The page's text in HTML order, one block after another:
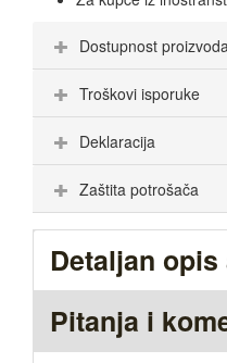
Dostupnost
Troškovi isporuke
Deklaracija
Zaštita potrošača
Detaljan
Pitanja i